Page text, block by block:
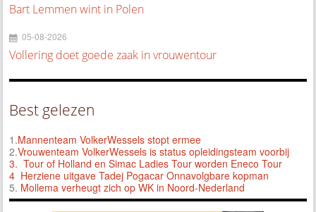
Bart Lemmen wint in Polen
05-08-2026
Vollering doet goede zaak in vrouwentour
Best gelezen
1.Mannenteam VolkerWessels stopt ermee
2.Vrouwenteam VolkerWessels is status opleidingsteam voorbij
3. Tour of Holland en Simac Ladies Tour worden Eneco Tour
4 Herziene uitgave Tadej Pogacar Onnavolgbare kopman
5. Mollema verheugt zich op WK in Noord-Nederland